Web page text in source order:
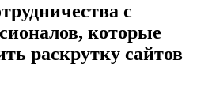
с
которые
раскрутку сайтов